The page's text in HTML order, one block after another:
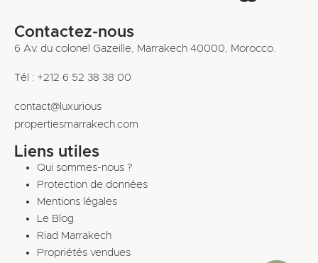
Contactez-nous
6 Av. du colonel Gazeille, Marrakech 40000, Morocco.
Tél : +212 6 52 38 38 00
contact@luxurious
propertiesmarrakech.com
Liens utiles
Qui sommes-nous ?
Protection de données
Mentions légales
Le Blog
Riad Marrakech
Propriétés vendues